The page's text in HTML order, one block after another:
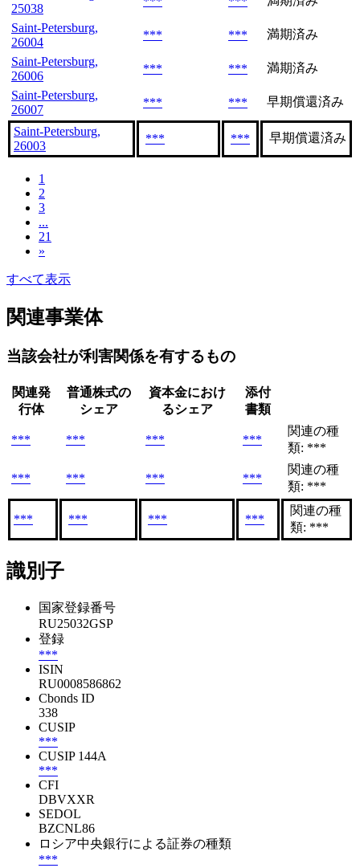
25038
Saint-Petersburg,
26004
*** ***
満期済み
Saint-Petersburg,
26006
*** ***
満期済み
Saint-Petersburg,
26007
*** *** 早期償還済み
Saint-Petersburg,
26003
*** *** 早期償還済み
1
2
3
...
21
»
すべて表示
関連事業体
当該会社が利害関係を有するもの
関連発
行体
普通株式の
シェア
資本金におけ
るシェア
添付
書類
*** *** *** ***
関連の種
類: ***
*** *** *** ***
関連の種
類: ***
*** *** *** ***
関連の種
類: ***
識別子
国家登録番号
RU25032GSP
登録
***
ISIN
RU0008586862
Cbonds ID
338
CUSIP
***
CUSIP 144A
***
CFI
DBVXXR
SEDOL
BZCNL86
ロシア中央銀行による証券の種類
***